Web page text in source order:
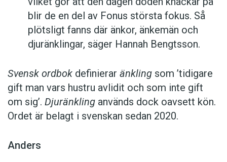
blir de en del av Fonus största fokus. Så
plötsligt fanns där änkor, änkemän och
djuränklingar, säger Hannah Bengtsson.
Svensk ordbok definierar änkling som ’tidigare
gift man vars hustru av­lidit och som inte gift
om sig’. Djuränkling används dock oavsett kön.
Ordet är belagt i svenskan sedan 2020.
Anders